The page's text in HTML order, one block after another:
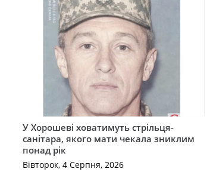
У Хорошеві ховатимуть стрільця-
санітара, якого мати чекала зниклим
понад рік
Вівторок, 4 Серпня, 2026